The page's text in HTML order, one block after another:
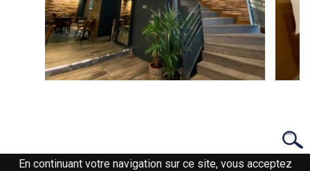
En continuant votre navigation sur ce site, vous acceptez